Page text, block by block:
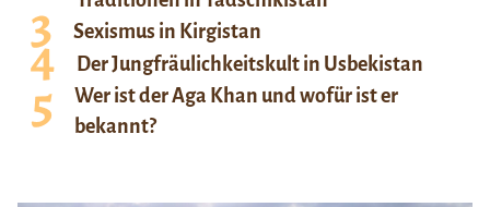
Sexismus in Kirgistan
Der Jungfräulichkeitskult in Usbekistan
Wer ist der Aga Khan und wofür ist er
bekannt?